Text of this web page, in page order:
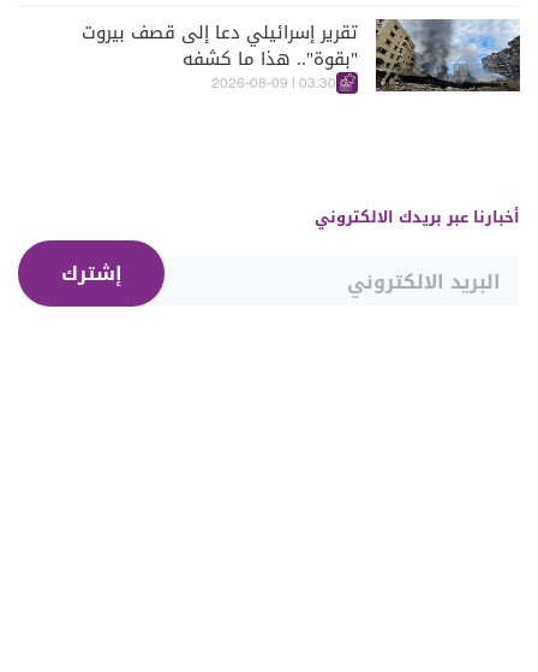
تقرير إسرائيلي دعا إلى قصف بيروت
"بقوة".. هذا ما كشفه
03:30 | 2026-08-09
أخبارنا عبر بريدك الالكتروني
إشترك